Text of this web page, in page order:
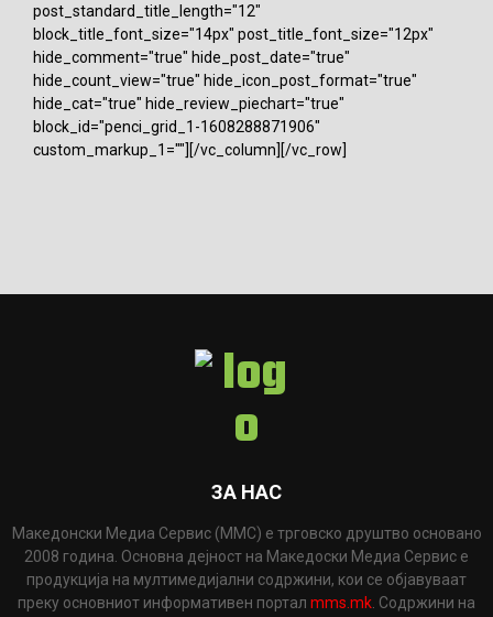
post_standard_title_length="12"
block_title_font_size="14px" post_title_font_size="12px"
hide_comment="true" hide_post_date="true"
hide_count_view="true" hide_icon_post_format="true"
hide_cat="true" hide_review_piechart="true"
block_id="penci_grid_1-1608288871906"
custom_markup_1=""][/vc_column][/vc_row]
ЗА НАС
Македонски Медиа Сервис (ММС) е трговско друштво основано
2008 година. Основна дејност на Македоски Медиа Сервис е
продукција на мултимедијални содржини, кои се објавуваат
преку основниот информативен портал mms.mk . Содржини на